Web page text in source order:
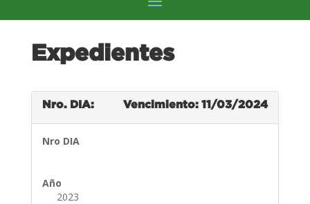
Expedientes
Nro. DIA: Vencimiento: 11/03/2024
Nro DIA
Año
2023